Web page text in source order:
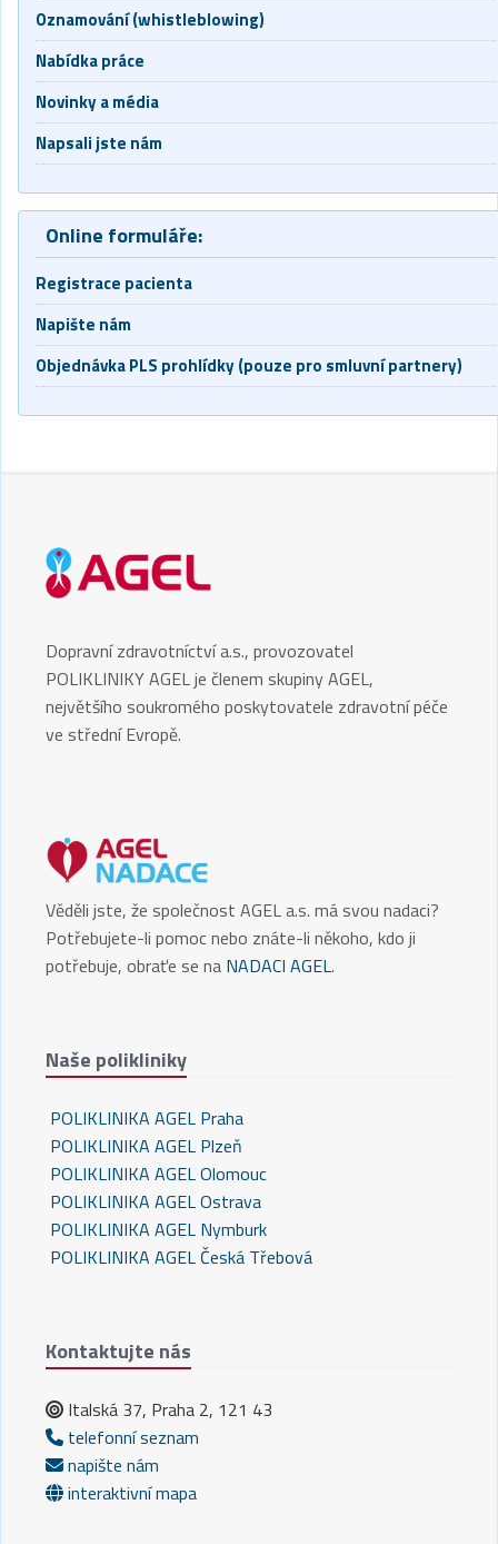
Oznamování (whistleblowing)
Nabídka práce
Novinky a média
Napsali jste nám
Online formuláře:
Registrace pacienta
Napište nám
Objednávka PLS prohlídky (pouze pro smluvní partnery)
Dopravní zdravotníctví a.s., provozovatel
POLIKLINIKY AGEL je členem skupiny AGEL,
největšího soukromého poskytovatele zdravotní péče
ve střední Evropě.
Věděli jste, že společnost AGEL a.s. má svou nadaci?
Potřebujete-li pomoc nebo znáte-li někoho, kdo ji
potřebuje, obraťe se na NADACI AGEL.
Naše polikliniky
POLIKLINIKA AGEL Praha
POLIKLINIKA AGEL Plzeň
POLIKLINIKA AGEL Olomouc
POLIKLINIKA AGEL Ostrava
POLIKLINIKA AGEL Nymburk
POLIKLINIKA AGEL Česká Třebová
Kontaktujte nás
Italská 37, Praha 2, 121 43
telefonní seznam
napište nám
interaktivní mapa